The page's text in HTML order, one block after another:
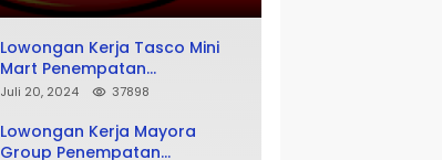
Lowongan Kerja Tasco Mini
Mart Penempatan
Tasikmalaya
Juli 20, 2024 37898
Lowongan Kerja Mayora
Group Penempatan